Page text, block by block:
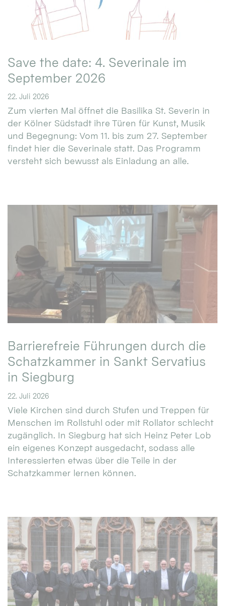
Save the date: 4. Severinale im
September 2026
22. Juli 2026
Zum vierten Mal öffnet die Basilika St. Severin in
der Kölner Südstadt ihre Türen für Kunst, Musik
und Begegnung: Vom 11. bis zum 27. September
findet hier die Severinale statt. Das Programm
versteht sich bewusst als Einladung an alle.
Barrierefreie Führungen durch die
Schatzkammer in Sankt Servatius
in Siegburg
22. Juli 2026
Viele Kirchen sind durch Stufen und Treppen für
Menschen im Rollstuhl oder mit Rollator schlecht
zugänglich. In Siegburg hat sich Heinz Peter Lob
ein eigenes Konzept ausgedacht, sodass alle
Interessierten etwas über die Teile in der
Schatzkammer lernen können.